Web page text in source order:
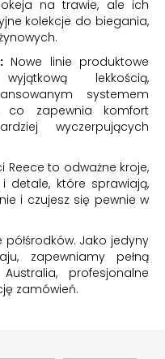
na trawie, ale ich
kolekcje do biegania,
Nowe linie produktowe
lekkością,
systemem
co zapewnia komfort
wyczerpujących
Reece to odważne kroje,
detale, które sprawiają,
i czujesz się pewnie w
Jako jedyny
zapewniamy pełną
profesjonalne
zamówień.